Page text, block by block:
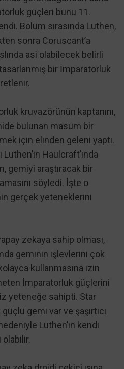
güçleri bunu 11.
Bölüm sırasında Luthen,
sonra Coruscant’a
asi olabilecek belirli
bir İmparatorluk
kruvazörünün kaptanını,
bulunan masum bir
için elinden geleni yaptı.
Luthen’in Haulcraft’ında
gemiyi araştıracak bir
söyledi. İşte o
gerçek yeteneklerini
zekaya sahip olması,
geminin işlevlerini çok
kullanmasına izin
İmparatorluk güçlerini
yeteneğe sahipti. Star
gemi var ve şaşırtıcı
Luthen’in kendi
olabilir.